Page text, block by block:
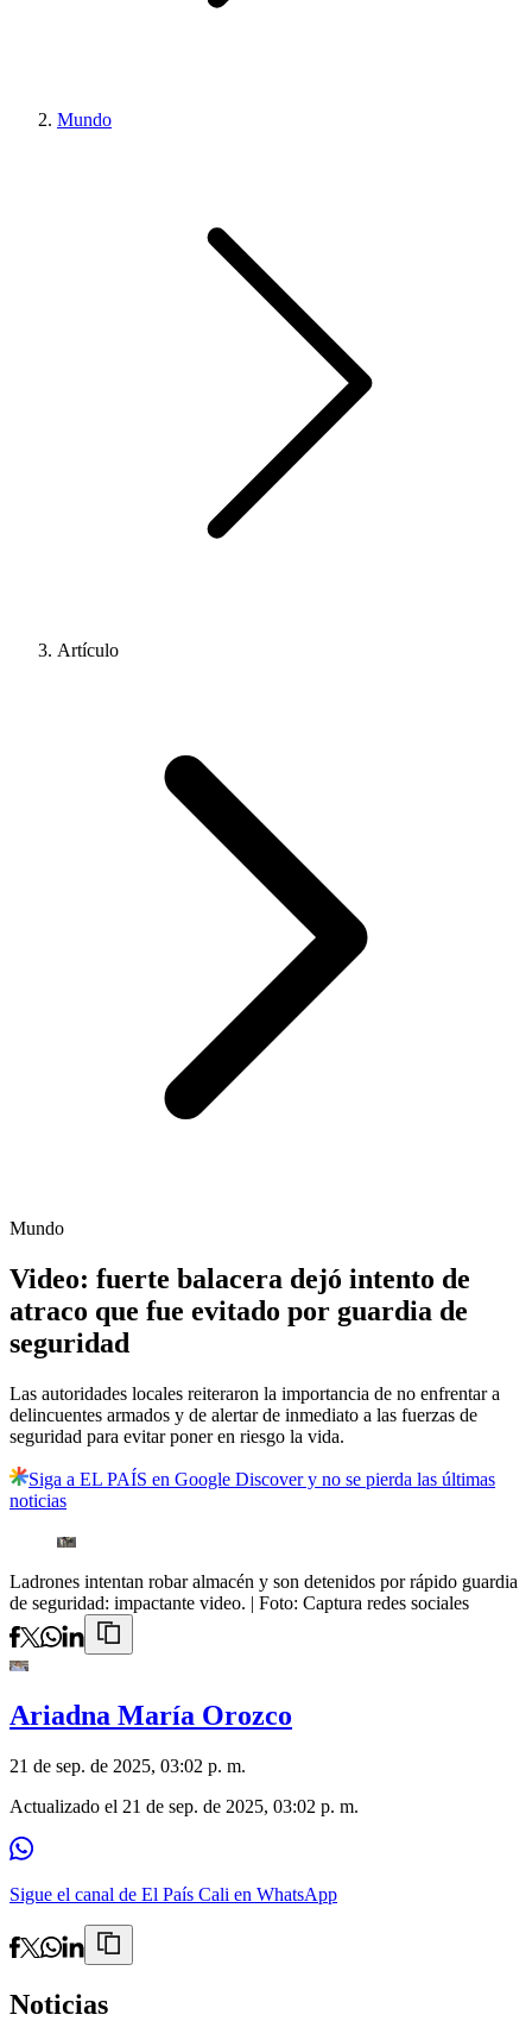
Mundo
Artículo
Mundo
Video: fuerte balacera dejó intento de
atraco que fue evitado por guardia de
seguridad
Las autoridades locales reiteraron la importancia de no enfrentar a
delincuentes armados y de alertar de inmediato a las fuerzas de
seguridad para evitar poner en riesgo la vida.
Siga a EL PAÍS en Google Discover y no se pierda las últimas
noticias
Ladrones intentan robar almacén y son detenidos por rápido guardia
de seguridad: impactante video. | Foto: Captura redes sociales
Ariadna María Orozco
21 de sep. de 2025, 03:02 p. m.
Actualizado el 21 de sep. de 2025, 03:02 p. m.
Sigue el canal de El País Cali en WhatsApp
Noticias